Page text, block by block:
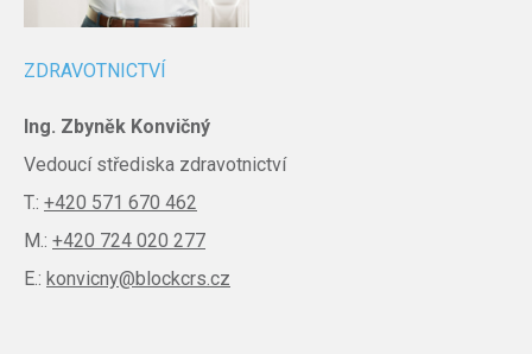
ZDRAVOTNICTVÍ
Ing. Zbyněk Konvičný
Vedoucí střediska zdravotnictví
T.: +420 571 670 462
M.: +420 724 020 277
E.: konvicny@blockcrs.cz